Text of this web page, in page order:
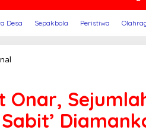
Desa Sepakbola Peristiwa
Sejumlah
Remaja
Dari
Geng
Onar,